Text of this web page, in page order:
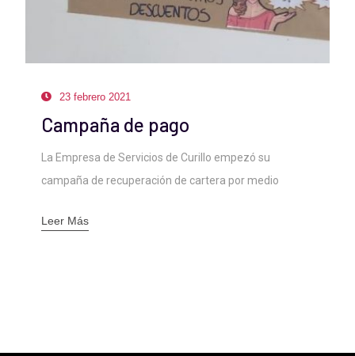
15 febrero 2021
Convocatoria Revisor Fiscal
Leer Más